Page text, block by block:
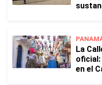
La
oficial:
en el